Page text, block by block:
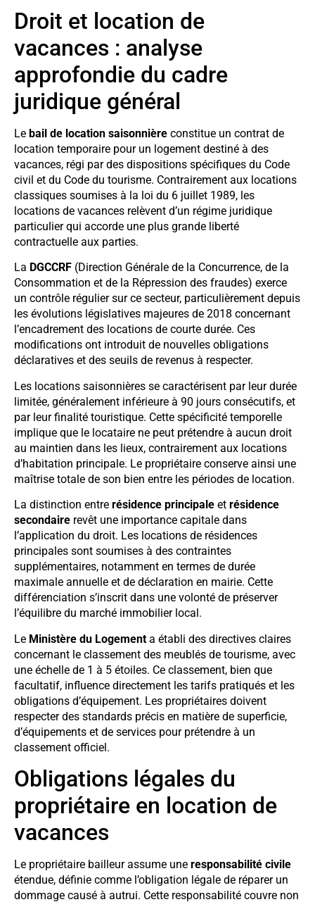
Droit et location de
vacances : analyse
approfondie du cadre
juridique général
Le bail de location saisonnière constitue un contrat de
location temporaire pour un logement destiné à des
vacances, régi par des dispositions spécifiques du Code
civil et du Code du tourisme. Contrairement aux locations
classiques soumises à la loi du 6 juillet 1989, les
locations de vacances relèvent d’un régime juridique
particulier qui accorde une plus grande liberté
contractuelle aux parties.
La DGCCRF (Direction Générale de la Concurrence, de la
Consommation et de la Répression des fraudes) exerce
un contrôle régulier sur ce secteur, particulièrement depuis
les évolutions législatives majeures de 2018 concernant
l’encadrement des locations de courte durée. Ces
modifications ont introduit de nouvelles obligations
déclaratives et des seuils de revenus à respecter.
Les locations saisonnières se caractérisent par leur durée
limitée, généralement inférieure à 90 jours consécutifs, et
par leur finalité touristique. Cette spécificité temporelle
implique que le locataire ne peut prétendre à aucun droit
au maintien dans les lieux, contrairement aux locations
d’habitation principale. Le propriétaire conserve ainsi une
maîtrise totale de son bien entre les périodes de location.
La distinction entre résidence principale et résidence
secondaire revêt une importance capitale dans
l’application du droit. Les locations de résidences
principales sont soumises à des contraintes
supplémentaires, notamment en termes de durée
maximale annuelle et de déclaration en mairie. Cette
différenciation s’inscrit dans une volonté de préserver
l’équilibre du marché immobilier local.
Le Ministère du Logement a établi des directives claires
concernant le classement des meublés de tourisme, avec
une échelle de 1 à 5 étoiles. Ce classement, bien que
facultatif, influence directement les tarifs pratiqués et les
obligations d’équipement. Les propriétaires doivent
respecter des standards précis en matière de superficie,
d’équipements et de services pour prétendre à un
classement officiel.
Obligations légales du
propriétaire en location de
vacances
Le propriétaire bailleur assume une responsabilité civile
étendue, définie comme l’obligation légale de réparer un
dommage causé à autrui. Cette responsabilité couvre non